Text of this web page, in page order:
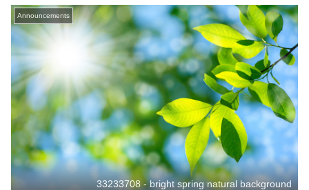
Announcements
33233708 - bright spring natural background